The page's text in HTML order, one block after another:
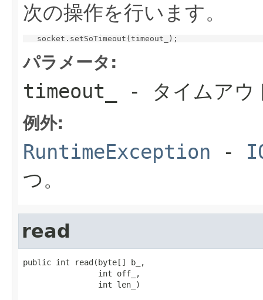
次の操作を行います。
パラメータ:
timeout_ - タイムアウ
例外:
RuntimeException -
つ。
read
public int read(byte[] b_,
                int off_,
                int len_)